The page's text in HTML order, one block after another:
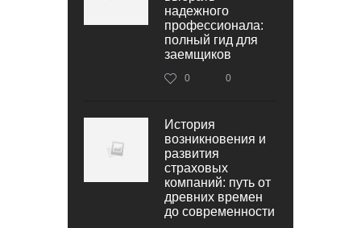
надежного
профессионала:
полный гид для
заемщиков
0 0
История
возникновения и
развития
страховых
компаний: путь от
древних времен
до современности